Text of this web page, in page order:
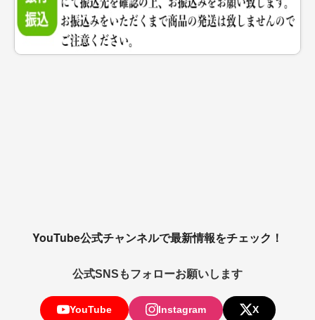
YouTube公式チャンネルで最新情報をチェック！
公式SNSもフォローお願いします
YouTube Instagram X